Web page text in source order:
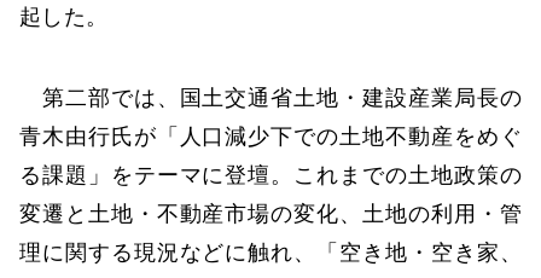
起した。
第二部では、国土交通省土地・建設産業局長の
青木由行氏が「人口減少下での土地不動産をめぐ
る課題」をテーマに登壇。これまでの土地政策の
変遷と土地・不動産市場の変化、土地の利用・管
理に関する現況などに触れ、「空き地・空き家、